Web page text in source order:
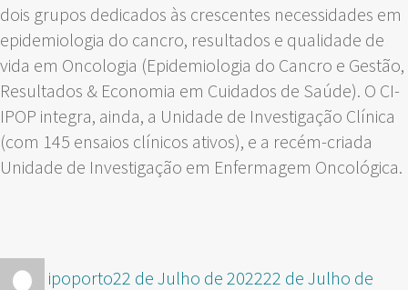
dois grupos dedicados às crescentes necessidades em
epidemiologia do cancro, resultados e qualidade de
vida em Oncologia (Epidemiologia do Cancro e Gestão,
Resultados & Economia em Cuidados de Saúde). O CI-
IPOP integra, ainda, a Unidade de Investigação Clínica
(com 145 ensaios clínicos ativos), e a recém-criada
Unidade de Investigação em Enfermagem Oncológica.
Autor
ipoportoPublicado
22 de Julho de 202222 de Julho de